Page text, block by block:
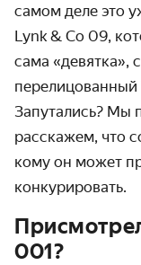
самом деле это
Lynk & Co 09,
сама «девятка»,
перелицованный
Запутались? Мы
расскажем, что
кому он может
конкурировать.
001?